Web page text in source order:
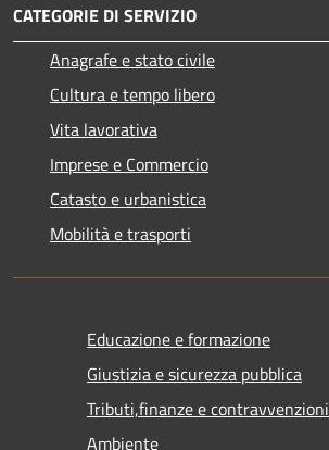
CATEGORIE DI SERVIZIO
Anagrafe e stato civile
Cultura e tempo libero
Vita lavorativa
Imprese e Commercio
Catasto e urbanistica
Mobilità e trasporti
Educazione e formazione
Giustizia e sicurezza pubblica
Tributi,finanze e contravvenzioni
Ambiente